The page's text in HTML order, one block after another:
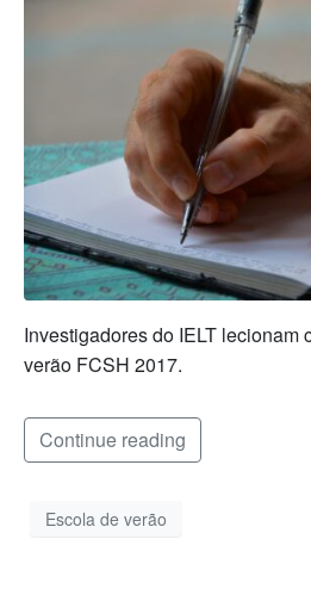
Investigadores do IELT lecionam
verão FCSH 2017.
Continue reading
Escola de verão